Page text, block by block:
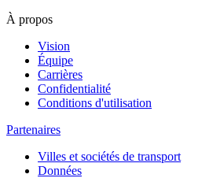
À propos
Vision
Équipe
Carrières
Confidentialité
Conditions d'utilisation
Partenaires
Villes et sociétés de transport
Données